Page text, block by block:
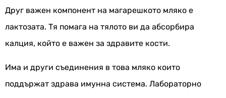
Друг важен компонент на магарешкото мляко е
лактозата. Тя помага на тялото ви да абсорбира
калция, който е важен за здравите кости.
Има и други съединения в това мляко които
поддържат здрава имунна система. Лабораторно